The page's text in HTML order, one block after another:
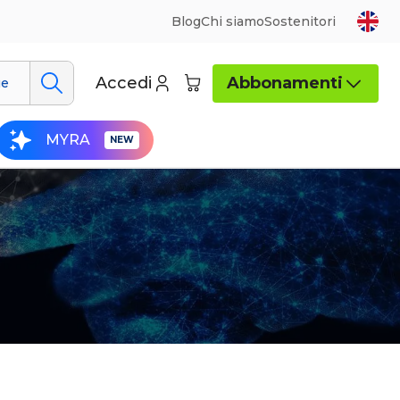
BlogChi siamoSostenitori
Accedi Abbonamenti
MYRA